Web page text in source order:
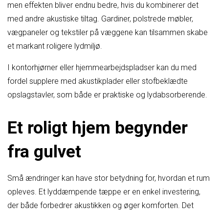
men effekten bliver endnu bedre, hvis du kombinerer det
med andre akustiske tiltag. Gardiner, polstrede møbler,
vægpaneler og tekstiler på væggene kan tilsammen skabe
et markant roligere lydmiljø.
I kontorhjørner eller hjemmearbejdspladser kan du med
fordel supplere med akustikplader eller stofbeklædte
opslagstavler, som både er praktiske og lydabsorberende.
Et roligt hjem begynder
fra gulvet
Små ændringer kan have stor betydning for, hvordan et rum
opleves. Et lyddæmpende tæppe er en enkel investering,
der både forbedrer akustikken og øger komforten. Det